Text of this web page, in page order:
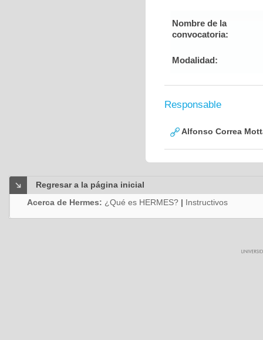
Nombre de la
convocatoria:
Modalidad:
Responsable
Alfonso Correa
Regresar a la página inicial
Acerca de Hermes: ¿Qué es HERMES? | Instructivos